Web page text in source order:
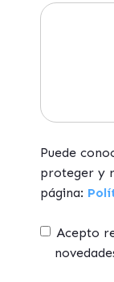
Puede
proteger y
página:
Acepto